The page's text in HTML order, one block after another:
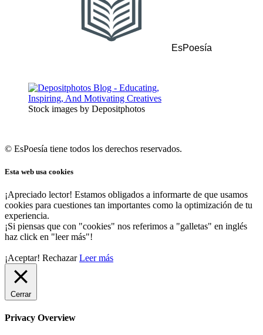
EsPoesía
Stock images by Depositphotos
© EsPoesía tiene todos los derechos reservados.
Esta web usa cookies
¡Apreciado lector! Estamos obligados a informarte de que usamos
cookies para cuestiones tan importantes como la optimización de tu
experiencia.
¡Si piensas que con "cookies" nos referimos a "galletas" en inglés
haz click en "leer más"!
¡Aceptar! Rechazar Leer más
Cerrar
Privacy Overview